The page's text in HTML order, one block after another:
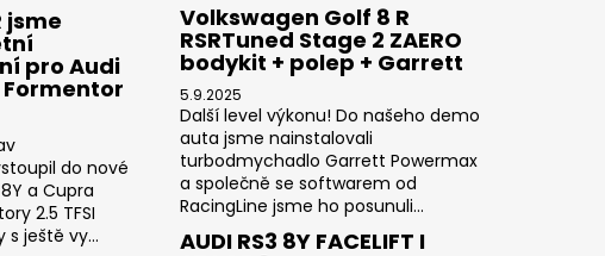
jsme
pro Audi
Formentor
do nové
a Cupra
2.5 TFSI
s ještě vy...
Volkswagen Golf 8 R
RSRTuned Stage 2 ZAERO
bodykit + polep + Garrett
5.9.2025
Další level výkonu! Do našeho demo
auta jsme nainstalovali
turbodmychadlo Garrett Powermax
a společně se softwarem od
RacingLine jsme ho posunuli...
AUDI RS3 8Y FACELIFT I